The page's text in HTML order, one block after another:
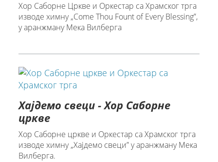
Хор Саборне Цркве и Оркестар са Храмског трга
изводе химну „Come Thou Fount of Every Blessing”,
у аранжману Мека Вилберга
Хајдемо свеци - Хор Саборне
цркве
Хор Саборне цркве и Оркестар са Храмског трга
изводе химну „Хајдемо свеци” у аранжману Мека
Вилберга.